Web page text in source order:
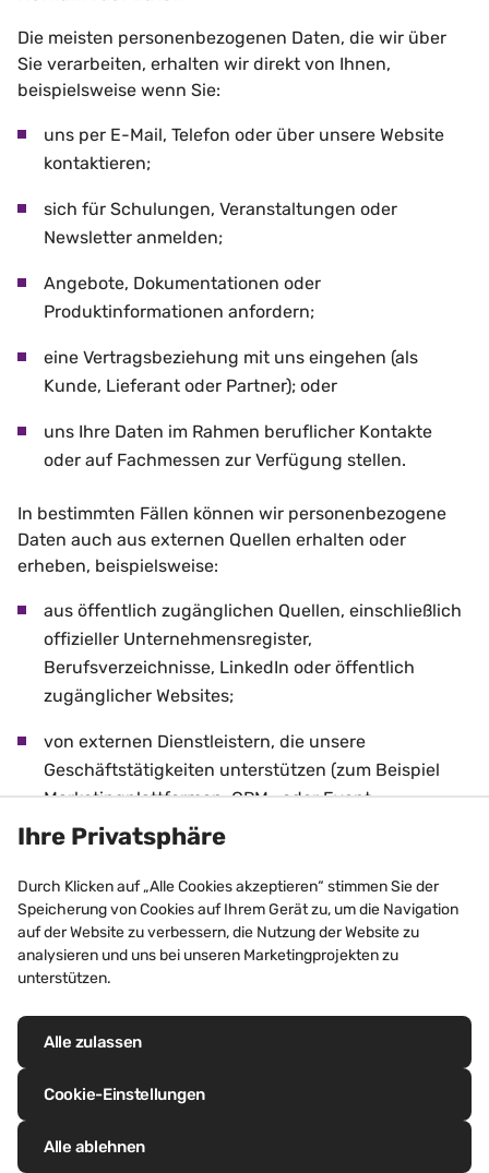
Die meisten personenbezogenen Daten, die wir über
Sie verarbeiten, erhalten wir direkt von Ihnen,
beispielsweise wenn Sie:
uns per E-Mail, Telefon oder über unsere Website
kontaktieren;
sich für Schulungen, Veranstaltungen oder
Newsletter anmelden;
Angebote, Dokumentationen oder
Produktinformationen anfordern;
eine Vertragsbeziehung mit uns eingehen (als
Kunde, Lieferant oder Partner); oder
uns Ihre Daten im Rahmen beruflicher Kontakte
oder auf Fachmessen zur Verfügung stellen.
In bestimmten Fällen können wir personenbezogene
Daten auch aus externen Quellen erhalten oder
erheben, beispielsweise:
aus öffentlich zugänglichen Quellen, einschließlich
offizieller Unternehmensregister,
Berufsverzeichnisse, LinkedIn oder öffentlich
zugänglicher Websites;
von externen Dienstleistern, die unsere
Geschäftstätigkeiten unterstützen (zum Beispiel
Marketingplattformen, CRM- oder Event-
Management-Systeme);
beispielsweise Bizzy, mit denen wir
zusammenarbeiten, um berufliche Kontaktdaten
von Geschäftskunden, Architekten oder anderen
Fachleuten der Baubranche zu ergänzen oder zu
aktualisieren.
Soweit anwendbar, handeln diese Partner als
eigenständige Verantwortliche im Sinne der DSGVO,
und für die von ihnen durchgeführten
Verarbeitungsvorgänge gelten ihre eigenen
Ihre Privatsphäre
Durch Klicken auf „Alle Cookies akzeptieren“ stimmen Sie der
Speicherung von Cookies auf Ihrem Gerät zu, um die Navigation
auf der Website zu verbessern, die Nutzung der Website zu
analysieren und uns bei unseren Marketingprojekten zu
unterstützen.
Alle zulassen
Cookie-Einstellungen
Alle ablehnen